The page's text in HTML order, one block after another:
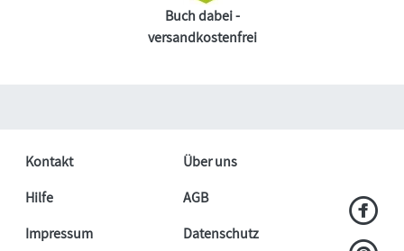
Buch dabei -
versandkostenfrei
Kontakt
Über uns
Hilfe
AGB
Impressum
Datenschutz